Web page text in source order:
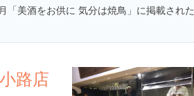
「美酒をお供に 気分は焼鳥」に掲載された
路店